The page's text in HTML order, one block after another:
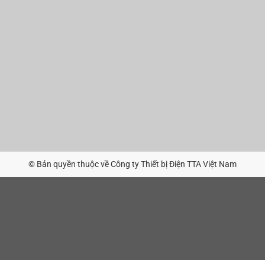
© Bản quyền thuộc về Công ty Thiết bị Điện TTA Việt Nam